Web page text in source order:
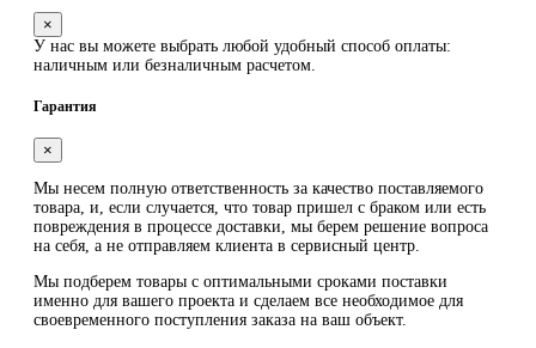
×
У нас вы можете выбрать любой удобный способ оплаты:
наличным или безналичным расчетом.
Гарантия
×
Мы несем полную ответственность за качество поставляемого
товара, и, если случается, что товар пришел с браком или есть
повреждения в процессе доставки, мы берем решение вопроса
на себя, а не отправляем клиента в сервисный центр.
Мы подберем товары с оптимальными сроками поставки
именно для вашего проекта и сделаем все необходимое для
своевременного поступления заказа на ваш объект.